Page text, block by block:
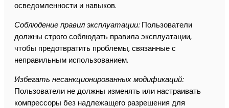
осведомленности и навыков.
Соблюдение правил эксплуатации:Пользователи
должны строго соблюдать правила эксплуатации,
чтобы предотвратить проблемы, связанные с
неправильным использованием.
Избегать несанкционированных модификаций:
Пользователи не должны изменять или настраивать
компрессоры без надлежащего разрешения для